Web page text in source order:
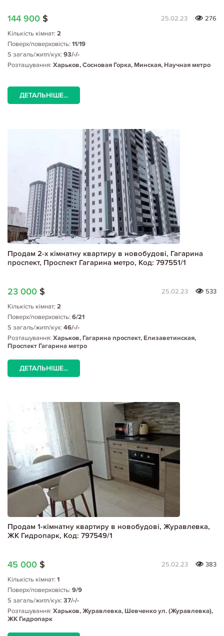
144 900 $ 25.02.23
276
Кількість кімнат: 2
Поверх/поверховість: 11/19
S загаль/житл/кух: 93/-/-
Розташування: Харьков, Сосновая Горка, Минская, Научная метро
ДЕТАЛЬНІШЕ...
Продам 2-х кімнатну квартиру в новобудові, Гагарина
проспект, Проспект Гагарина метро, Код: 797551/1
23 000 $ 25.02.23
533
Кількість кімнат: 2
Поверх/поверховість: 6/21
S загаль/житл/кух: 46/-/-
Розташування: Харьков, Гагарина проспект, Елизаветинская,
Проспект Гагарина метро
ДЕТАЛЬНІШЕ...
Продам 1-кімнатну квартиру в новобудові, Журавлевка,
ЖК Гидропарк, Код: 797549/1
45 000 $ 25.02.23
383
Кількість кімнат: 1
Поверх/поверховість: 9/9
S загаль/житл/кух: 37/-/-
Розташування: Харьков, Журавлевка, Шевченко ул. (Журавлевка),
ЖК Гидропарк